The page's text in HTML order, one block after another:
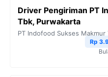
o
o
e
r
a
A
p
i
k
Driver Pengiriman PT
Tbk, Purwakarta
PT Indofood Sukses Makmur
Rp